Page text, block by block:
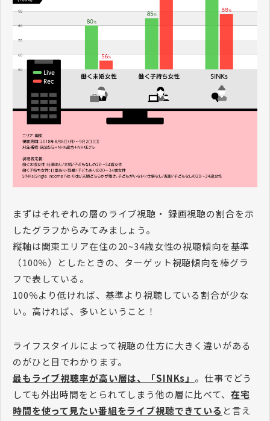
まずはそれぞれの層のライブ視聴・ 録画視聴の割合を示
したグラフからみてみましょう。
縦軸は関東エリア在住の20~34歳女性の視聴傾向を基準
（100％）としたときの、ターゲット視聴傾向を棒グラ
フで表している。
100％より低ければ、基準より視聴している割合が少な
い。高ければ、多いということ！
ライフスタイルによって視聴の仕方に大きく違いがある
のがひと目でわかります。
最もライブ視聴率が高い層は、「SINKs」 。仕事でどう
しても外出時間をとられてしまう他の層に比べて、 在宅
時間を使って見たい番組をライブ視聴できている と言え